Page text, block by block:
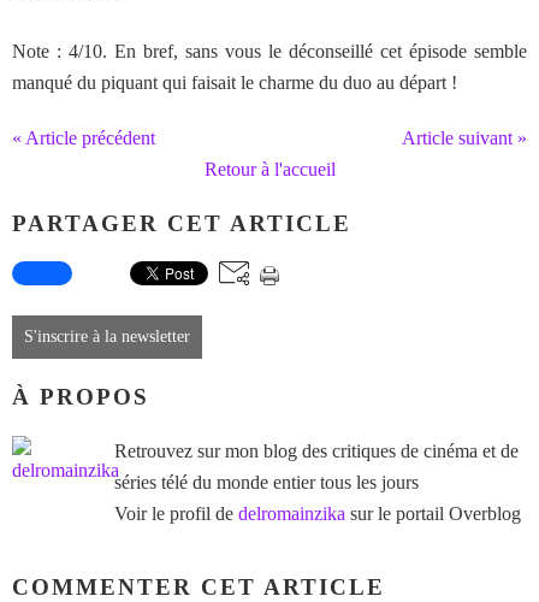
Note : 4/10. En bref, sans vous le déconseillé cet épisode semble
manqué du piquant qui faisait le charme du duo au départ !
« Article précédent
Article suivant »
Retour à l'accueil
PARTAGER CET ARTICLE
S'inscrire à la newsletter
À PROPOS
Retrouvez sur mon blog des critiques de cinéma et de
séries télé du monde entier tous les jours
Voir le profil de delromainzika sur le portail Overblog
COMMENTER CET ARTICLE